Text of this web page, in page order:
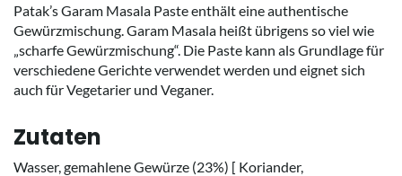
Patak’s Garam Masala Paste enthält eine authentische
Gewürzmischung. Garam Masala heißt übrigens so viel wie
„scharfe Gewürzmischung“. Die Paste kann als Grundlage für
verschiedene Gerichte verwendet werden und eignet sich
auch für Vegetarier und Veganer.
Zutaten
Wasser, gemahlene Gewürze (23%) [ Koriander,